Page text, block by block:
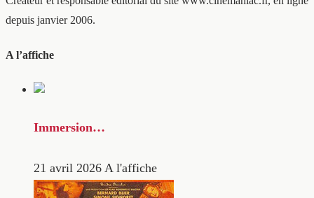
depuis janvier 2006.
A l’affiche
Immersion…
21 avril 2026 A l'affiche